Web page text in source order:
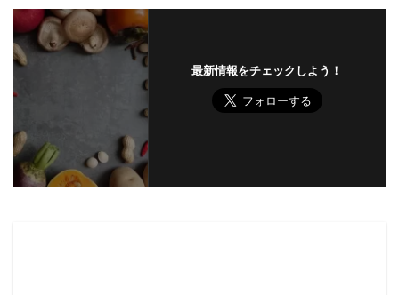
最新情報をチェックしよう！